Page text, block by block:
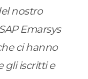
nostro
Emarsys
ci hanno
gli iscritti e